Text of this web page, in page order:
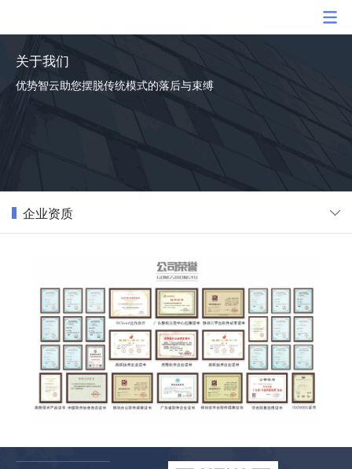
关于我们
优势智云助您摆脱传统模式的落后与束缚
企业资质